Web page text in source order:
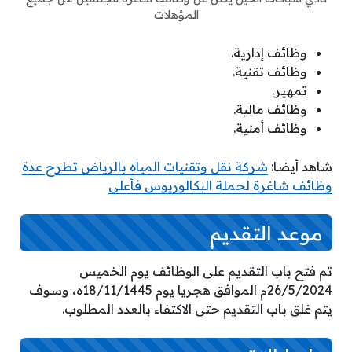
المؤهلات
وظائف إدارية.
وظائف تقنية.
تمهير.
وظائف مالية.
وظائف أمنية.
شاهد أيضا: شركة نقل وتقنيات المياه بالرياض تطرح عدة
وظائف شاغرة لحملة البكالوريوس فأعلى
موعد التقديم
تم فتح باب التقديم على الوظائف يوم الخميس
26/5/2024م الموافق هجريا يوم 18/11/1445ه، وسوف
يتم غلق باب التقديم حتى الاكتفاء بالعدد المطلوب.